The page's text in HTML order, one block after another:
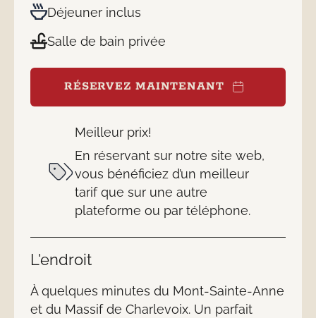
Déjeuner inclus
Salle de bain privée
RÉSERVEZ MAINTENANT
Meilleur prix!
En réservant sur notre site web,
vous bénéficiez d’un meilleur
tarif que sur une autre
plateforme ou par téléphone.
L'endroit
À quelques minutes du Mont-Sainte-Anne
et du Massif de Charlevoix. Un parfait